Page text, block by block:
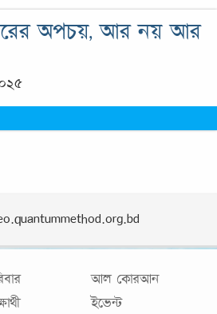
অপচয়, আর নয় আর
আল কোরআন
ইভেন্ট